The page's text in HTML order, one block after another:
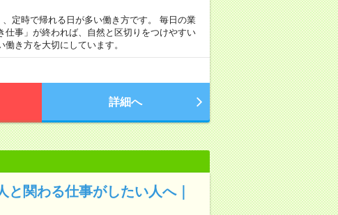
定時で帰れる日が多い働き方です。 毎日の業
事」が終われば、自然と区切りをつけやすい
き方を大切にしています。
詳細へ
と関わる仕事がしたい人へ｜